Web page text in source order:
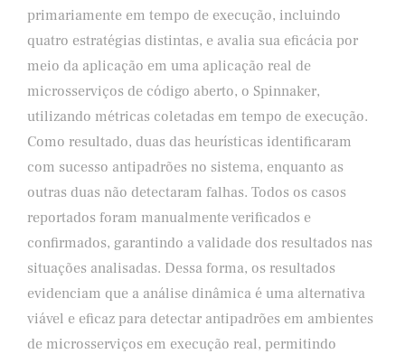
primariamente em tempo de execução, incluindo
quatro estratégias distintas, e avalia sua eficácia por
meio da aplicação em uma aplicação real de
microsserviços de código aberto, o Spinnaker,
utilizando métricas coletadas em tempo de execução.
Como resultado, duas das heurísticas identificaram
com sucesso antipadrões no sistema, enquanto as
outras duas não detectaram falhas. Todos os casos
reportados foram manualmente verificados e
confirmados, garantindo a validade dos resultados nas
situações analisadas. Dessa forma, os resultados
evidenciam que a análise dinâmica é uma alternativa
viável e eficaz para detectar antipadrões em ambientes
de microsserviços em execução real, permitindo